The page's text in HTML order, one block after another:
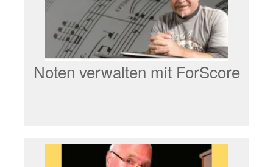
Noten verwalten mit ForScore